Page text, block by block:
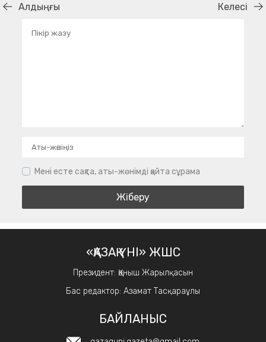
Алдыңғы Келесі
Мені есте сақта, аты-жөнімді қайта сұрама
«ҚАЗАҚ ҮНІ» ЖШС
Президент: Қаныш Жарылқасын
Бас редактор: Азамат Тасқараұлы
БАЙЛАНЫС